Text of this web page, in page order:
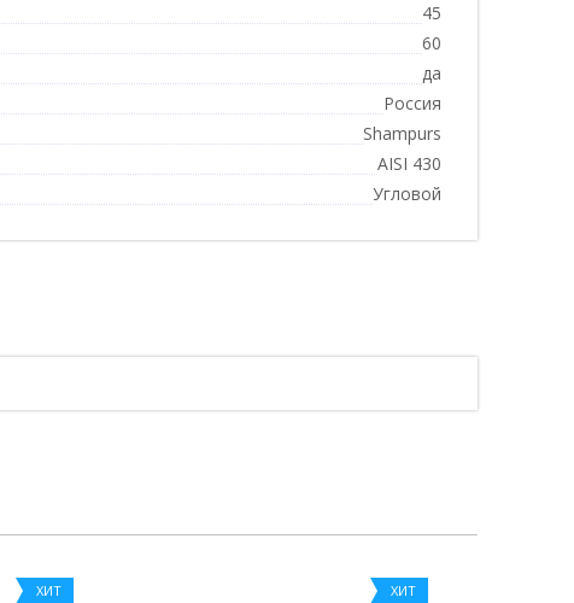
45
60
да
Россия
Shampurs
AISI 430
Угловой
ХИТ ХИТ